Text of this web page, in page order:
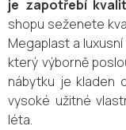
je zapotřebí
shopu seženete
Megaplast a
který výborně
nábytku je kladen
vysoké užitné
léta.